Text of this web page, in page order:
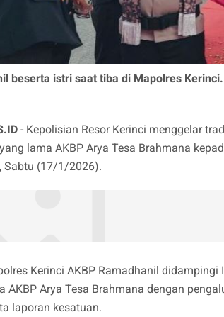
beserta istri saat tiba di Mapolres
- Kepolisian Resor Kerinci menggelar
lama AKBP Arya Tesa Brahmana
Sabtu (17/1/2026).
Kerinci AKBP Ramadhanil
AKBP Arya Tesa Brahmana dengan
laporan kesatuan.